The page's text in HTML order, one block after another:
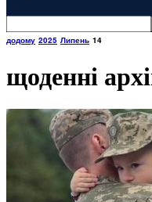
додому 2025 Липень 14
щоденні